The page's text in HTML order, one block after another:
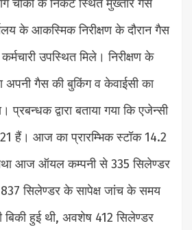
चौकी के निकट स्थित मुख्तार गैस
के आकस्मिक निरीक्षण के दौरान गैस
उपस्थित मिले। निरीक्षण के
अपनी गैस की बुकिंग व केवाईसी का
प्रबन्धक द्वारा बताया गया कि एजेन्सी
हैं। आज का प्रारम्भिक स्टॉक 14.2
आज ऑयल कम्पनी से 335 सिलेण्डर
सिलेण्डर के सापेक्ष जांच के समय
हुई थी, अवशेष 412 सिलेण्डर